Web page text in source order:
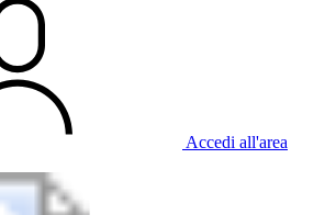
Accedi all'area